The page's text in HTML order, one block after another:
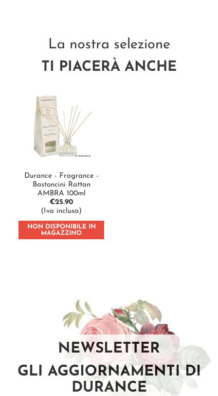
La nostra selezione
TI PIACERÀ ANCHE
Durance - Fragrance -
Bastoncini Rattan
AMBRA 100ml
€25.90
(Iva inclusa)
NON DISPONIBILE IN
MAGAZZINO
NEWSLETTER
GLI AGGIORNAMENTI DI
DURANCE